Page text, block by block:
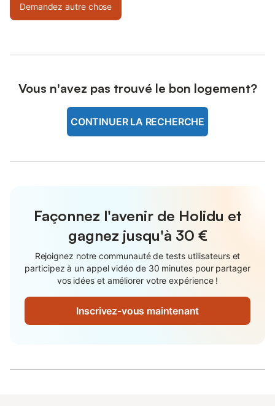
Demandez autre chose
Vous n'avez pas trouvé le bon logement?
CONTINUER LA RECHERCHE
Façonnez l'avenir de Holidu et
gagnez jusqu'à 30 €
Rejoignez notre communauté de tests utilisateurs et
participez à un appel vidéo de 30 minutes pour partager
vos idées et améliorer votre expérience !
Inscrivez-vous maintenant